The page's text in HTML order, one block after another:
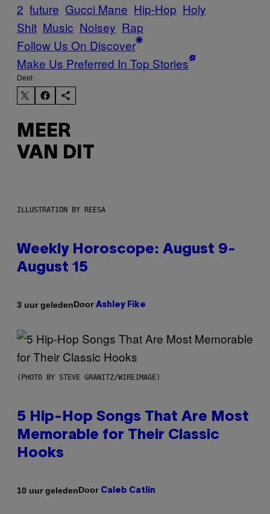
2 future Gucci Mane Hip-Hop Holy
Shit Music Noisey Rap
Follow Us On Discover
Make Us Preferred In Top Stories
Deel:
MEER
VAN DIT
ILLUSTRATION BY REESA
Weekly Horoscope: August 9-
August 15
3 uur geledenDoor Ashley Fike
(PHOTO BY STEVE GRANITZ/WIREIMAGE)
5 Hip-Hop Songs That Are Most
Memorable for Their Classic
Hooks
10 uur geledenDoor Caleb Catlin